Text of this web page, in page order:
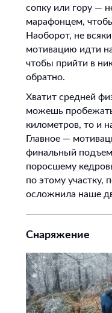
сопку или гору —
марафонцем,
Наоборот, не
мотивацию идти
чтобы прийти в
обратно.
Хватит средней
можешь
километров, то и
Главное —
финальный подъем
поросшему
по этому участку,
осложнила наше
Снаряжение